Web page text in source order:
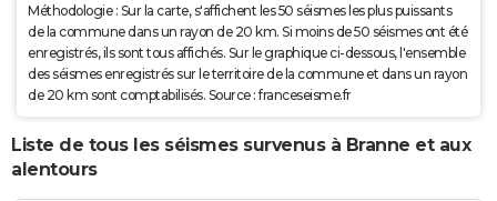
Méthodologie : Sur la carte, s'affichent les 50 séismes les plus puissants
de la commune dans un rayon de 20 km. Si moins de 50 séismes ont été
enregistrés, ils sont tous affichés. Sur le graphique ci-dessous, l'ensemble
des séismes enregistrés sur le territoire de la commune et dans un rayon
de 20 km sont comptabilisés. Source : franceseisme.fr
Liste de tous les séismes survenus à Branne et aux
alentours